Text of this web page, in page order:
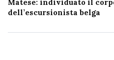
Matese: individuato il
dell’escursionista belga